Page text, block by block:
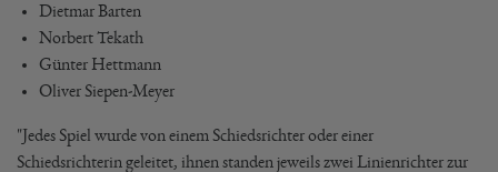
Dietmar Barten
Norbert Tekath
Günter Hettmann
Oliver Siepen-Meyer
"Jedes Spiel wurde von einem Schiedsrichter oder einer
Schiedsrichterin geleitet, ihnen standen jeweils zwei Linienrichter zur